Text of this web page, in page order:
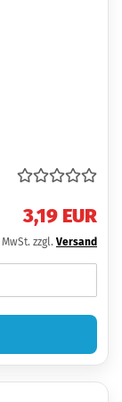
3,19 EUR
zzgl. Versand